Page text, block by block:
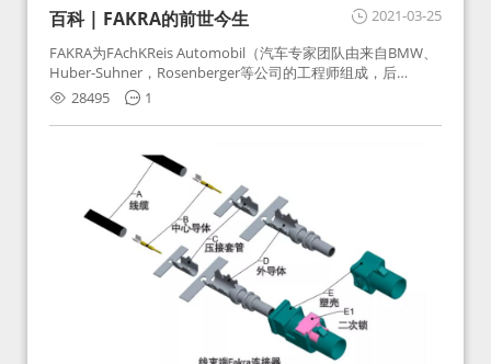
2021-03-25
百科 | FAKRA的前世今生
FAKRA为FAchKReis Automobil（汽车专家团队由来自BMW、
Huber-Suhner，Rosenberger等公司的工程师组成，后
Huber-Suhner相关连接器业务及技术在2010年并入
Rosenberger）缩写。起初为BMW需求用于车载收音机天线连
接，如今FAKRA已成为汽车行业通用标准的射频连接器，被业
28495 1